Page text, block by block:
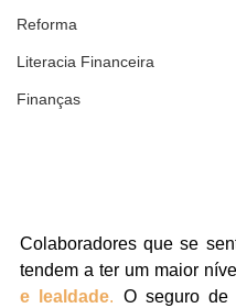
Reforma
Literacia Financeira
Finanças
Colaboradores que se
tendem a ter um maior
e lealdade. O seguro de